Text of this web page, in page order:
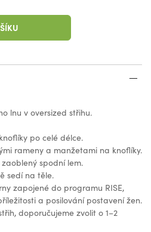
lnu v oversized střihu.
po celé délce.
rameny a manžetami na knoflíky.
spodní lem.
sedí na těle.
zapojené do programu RISE,
a posilování postavení žen.
doporučujeme zvolit o 1–2